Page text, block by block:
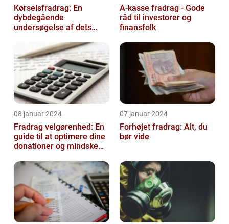
Kørselsfradrag: En
dybdegående
undersøgelse af dets
A-kasse fradrag - Gode
råd til investorer og
finansfolk
08 januar 2024
Fradrag velgørenhed: En
guide til at optimere dine
donationer og mindske
07 januar 2024
Forhøjet fradrag: Alt, du
bør vide